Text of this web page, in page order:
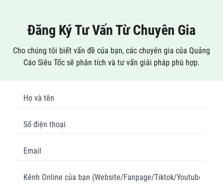
Đăng Ký Tư Vấn Từ Chuyên Gia
Cho chúng tôi biết vấn đề của bạn, các chuyên gia của Quảng
Cáo Siêu Tốc sẽ phân tích và tư vấn giải pháp phù hợp.